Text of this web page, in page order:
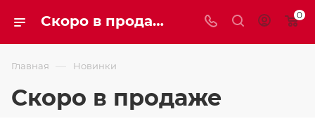
Скоро в продаже 0
Главная — Новинки
Скоро в продаже